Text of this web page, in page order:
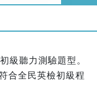
級聽力測驗題型。
合全民英檢初級程